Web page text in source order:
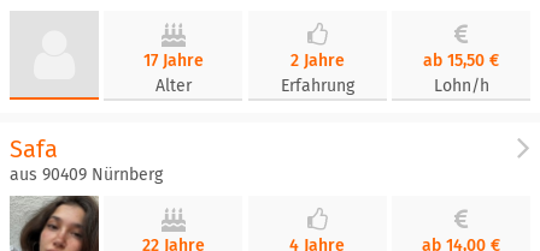
17 Jahre
Alter
2 Jahre
Erfahrung
ab 15,50 €
Lohn/h
Safa
aus 90409 Nürnberg
22 Jahre
4 Jahre
ab 14,00 €